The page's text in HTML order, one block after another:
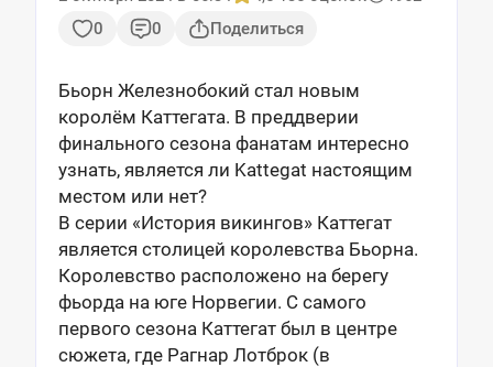
0
0 Поделиться
Бьорн Железнобокий стал новым
королём Каттегата. В преддверии
финального сезона фанатам интересно
узнать, является ли Kattegat настоящим
местом или нет?
В серии «История викингов» Каттегат
является столицей королевства Бьорна.
Королевство расположено на берегу
фьорда на юге Норвегии. С самого
первого сезона Каттегат был в центре
сюжета, где Рагнар Лотброк (в